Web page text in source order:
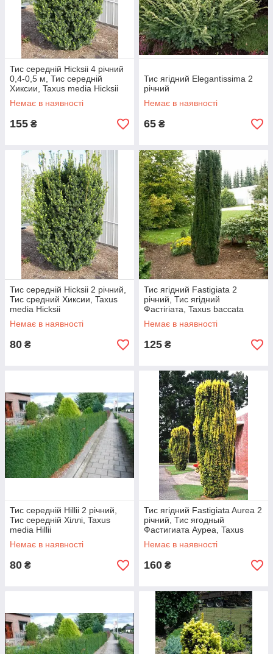
Тис середній Hicksii 4 річний
0,4-0,5 м, Тис середній
Хиксии, Taxus media Hicksii
Немає в наявності
155 ₴
Тис ягідний Elegantissima 2
річний
Немає в наявності
65 ₴
Тис середній Hicksii 2 річний,
Тис средний Хиксии, Taxus
media Hicksii
Немає в наявності
80 ₴
Тис ягідний Fastigiata 2
річний, Тис ягідний
Фастігіата, Taxus baccata
Fastigiata
Немає в наявності
125 ₴
Тис середній Hillii 2 річний,
Тис середній Хіллі, Taxus
media Hillii
Немає в наявності
80 ₴
Тис ягідний Fastigiata Aurea 2
річний, Тис ягодный
Фастигиата Ауреа, Taxus
baccata Fastigiata Aurea
Немає в наявності
160 ₴